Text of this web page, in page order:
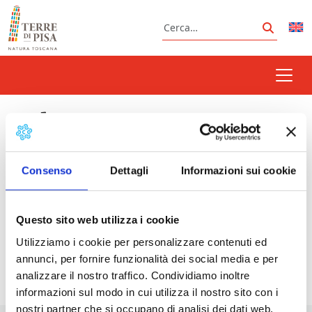
Consenso Dettagli Informazioni sui cookie
Questo sito web utilizza i cookie
Utilizziamo i cookie per personalizzare contenuti ed
annunci, per fornire funzionalità dei social media e per
analizzare il nostro traffico. Condividiamo inoltre
informazioni sul modo in cui utilizza il nostro sito con i
nostri partner che si occupano di analisi dei dati web,
Vai al contenuto
Cerca
Cerca
under 23
Coppa Ciclistica del Mobilio | Ponsacco
13/10/2026 - 9:00 - 18:00